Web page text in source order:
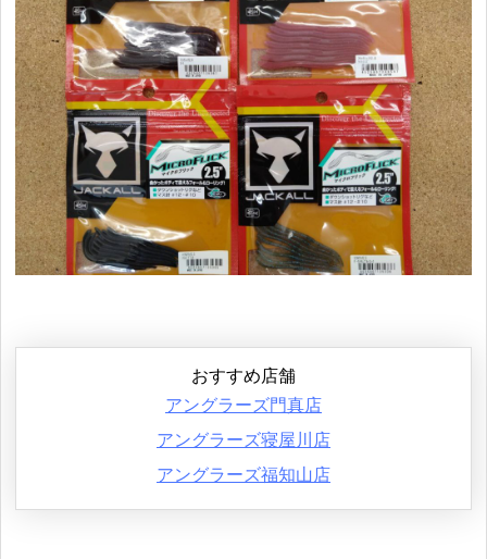
おすすめ店舗
アングラーズ門真店
アングラーズ寝屋川店
アングラーズ福知山店